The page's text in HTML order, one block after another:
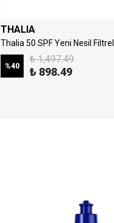
THALIA
%40
₺ 1,497.49
₺ 898.49